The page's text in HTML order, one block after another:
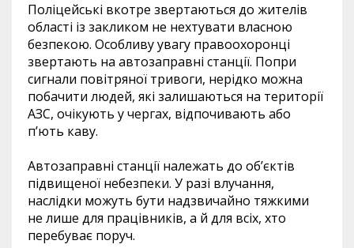
Поліцейські вкотре звертаються до жителів
області із закликом не нехтувати власною
безпекою. Особливу увагу правоохоронці
звертають на автозаправні станції. Попри
сигнали повітряної тривоги, нерідко можна
побачити людей, які залишаються на території
АЗС, очікують у чергах, відпочивають або
п’ють каву.
Автозаправні станції належать до об’єктів
підвищеної небезпеки. У разі влучання,
наслідки можуть бути надзвичайно тяжкими
не лише для працівників, а й для всіх, хто
перебуває поруч.